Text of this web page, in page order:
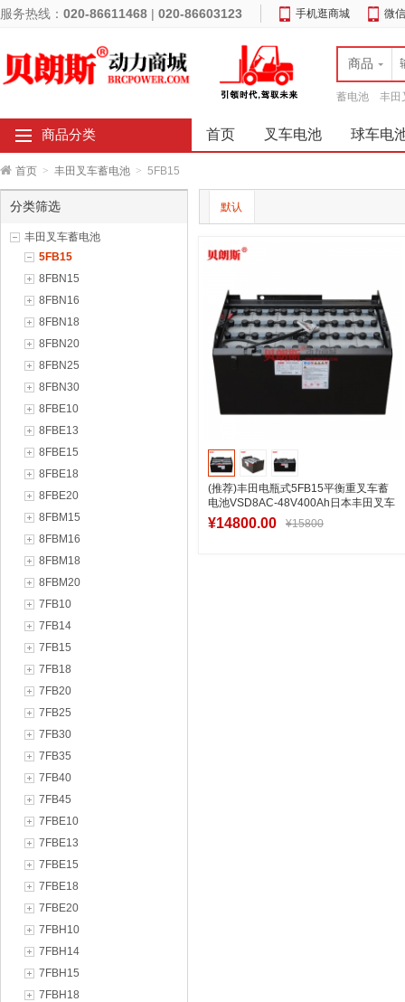
服务热线： 020-86611468 | 020-86603123 手机逛商城 微
商品
蓄电池 丰田
商品分类 首页 叉车电池 球车电
首页 > 丰田叉车蓄电池 > 5FB15
分类筛选
丰田叉车蓄电池
5FB15
8FBN15
8FBN16
8FBN18
8FBN20
8FBN25
8FBN30
8FBE10
8FBE13
8FBE15
8FBE18
8FBE20
8FBM15
8FBM16
8FBM18
8FBM20
7FB10
7FB14
7FB15
7FB18
7FB20
7FB25
7FB30
7FB35
7FB40
7FB45
7FBE10
7FBE13
7FBE15
7FBE18
7FBE20
7FBH10
7FBH14
7FBH15
7FBH18
默认
(推荐)丰田电瓶式5FB15平衡重叉车蓄
电池VSD8AC-48V400Ah日本丰田叉车
1.5吨电瓶
¥14800.00 ¥15800